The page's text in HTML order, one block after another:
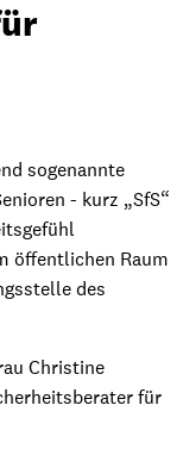
sogenannte
- kurz „SfS“
öffentlichen Raum
des
Christine
für